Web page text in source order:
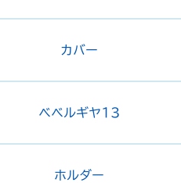
カバー
ベベルギヤ13
ホルダー